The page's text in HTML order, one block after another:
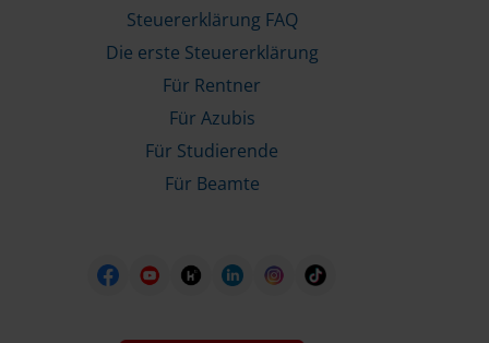
Steuererklärung FAQ
Die erste Steuererklärung
Für Rentner
Für Azubis
Für Studierende
Für Beamte